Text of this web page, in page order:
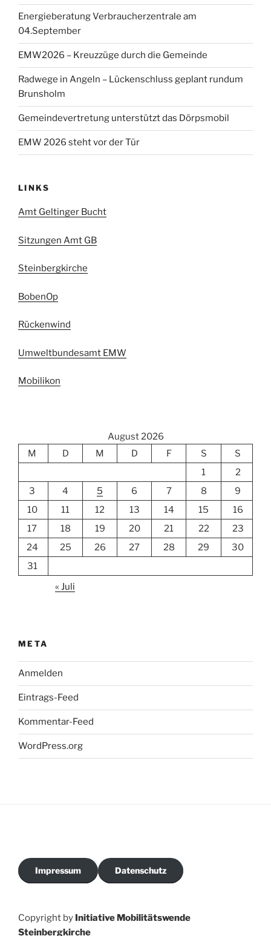
i
s
Energieberatung Verbraucherzentrale am
04.September
EMW2026 – Kreuzzüge durch die Gemeinde
Radwege in Angeln – Lückenschluss geplant rundum
Brunsholm
Gemeindevertretung unterstützt das Dörpsmobil
EMW 2026 steht vor der Tür
LINKS
Amt Geltinger Bucht
Sitzungen Amt GB
Steinbergkirche
BobenOp
Rückenwind
Umweltbundesamt EMW
Mobilikon
August 2026
M
D M D F S
S
1
2
3
4 5 6 7 8
9
10
11 12 13 14 15
16
17
18 19 20 21 22
23
24
25 26 27 28 29
30
31
« Juli
META
Anmelden
Eintrags-Feed
Kommentar-Feed
WordPress.org
Impressum Datenschutz
Copyright by Initiative Mobilitätswende
Steinbergkirche